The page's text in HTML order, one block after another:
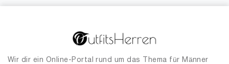
Wir dir ein Online-Portal rund um das Thema für Männer